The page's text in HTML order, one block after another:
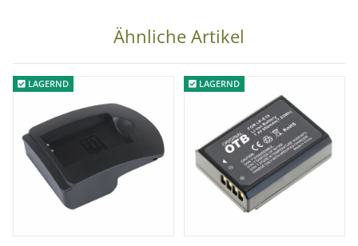
1x Batteriegriff für Canon 60D
1x Batteriefach für 1-2 LP-E6Ähnliche Artikel
LAGERND LAGERND